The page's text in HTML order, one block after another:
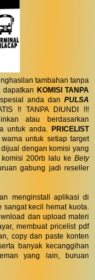
tambahan tanpa
KOMISI TANPA
anda danPULSA
!! TANPA DIUNDI !!!
atau berdasarkan
untuk anda. PRICELIST
untuk setiap target
dengan komisi yang
komisi 200rb lalu ke Bety
gabung jadi reseller
menginstall aplikasi di
kecil hemat kuota.
dan upload materi
membuat pricelist pdf
copy dan paste konten
banyak kecanggihan
yang lain, buruan